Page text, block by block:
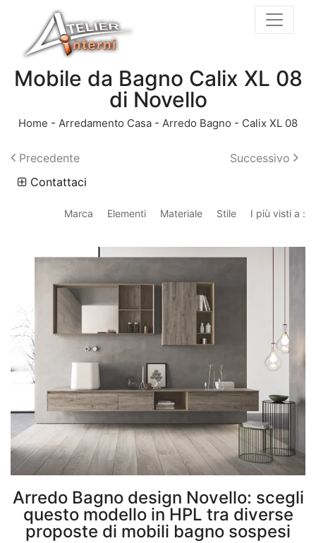
Mobile da Bagno Calix XL 08
di Novello
Home - Arredamento Casa - Arredo Bagno - Calix XL 08
Precedente
Successivo
Contattaci
Marca Elementi Materiale Stile I più visti a :
Arredo Bagno design Novello: scegli
questo modello in HPL tra diverse
proposte di mobili bagno sospesi